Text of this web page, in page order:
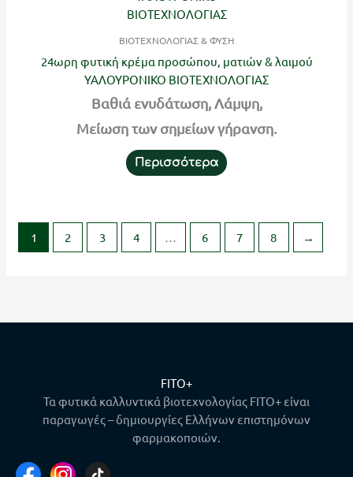
ΒΙΟΤΕΧΝΟΛΟΓΙΑΣ & ΦΥΣΗ
24ωρη φυτική κρέμα προσώπου, ματιών & λαιμού
ΥΑΛΟΥΡΟΝΙΚΟ ΒΙΟΤΕΧΝΟΛΟΓΙΑΣ
Βαθιά ενυδάτωση, Λάμψη,
Μείωση των σημείων γήρανση.
Περισσότερα
1 2 3 4 … 6 7 8 →
FITO+
Τα φυτικά καλλυντικά βιοτεχνολογίας FITO+ είναι
παραγωγές – δημιουργίες Ελλήνων επιστημόνων
φαρμακοποιών.